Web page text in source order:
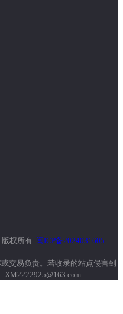
权所有 闽ICP备2024031605
交易负责。若收录的站点侵害到
XM2222925@163.com